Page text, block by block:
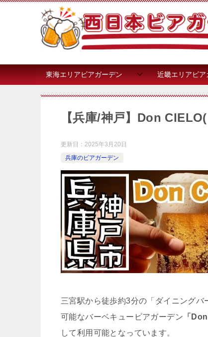
東海エリアビアガーデン 近畿エリアビア
【兵庫/神戸】Don
更新日： 2025年3月20日
兵庫のビアガーデン
三宮駅から徒歩約3分の「ダイニング
可能なバーベキュービアガーデン 「
して利用可能となっています。